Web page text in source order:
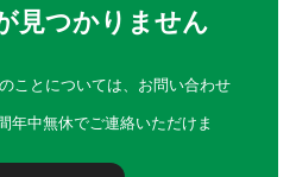
見つかりません
ことについては、お問い合わせ
年中無休でご連絡いただけま